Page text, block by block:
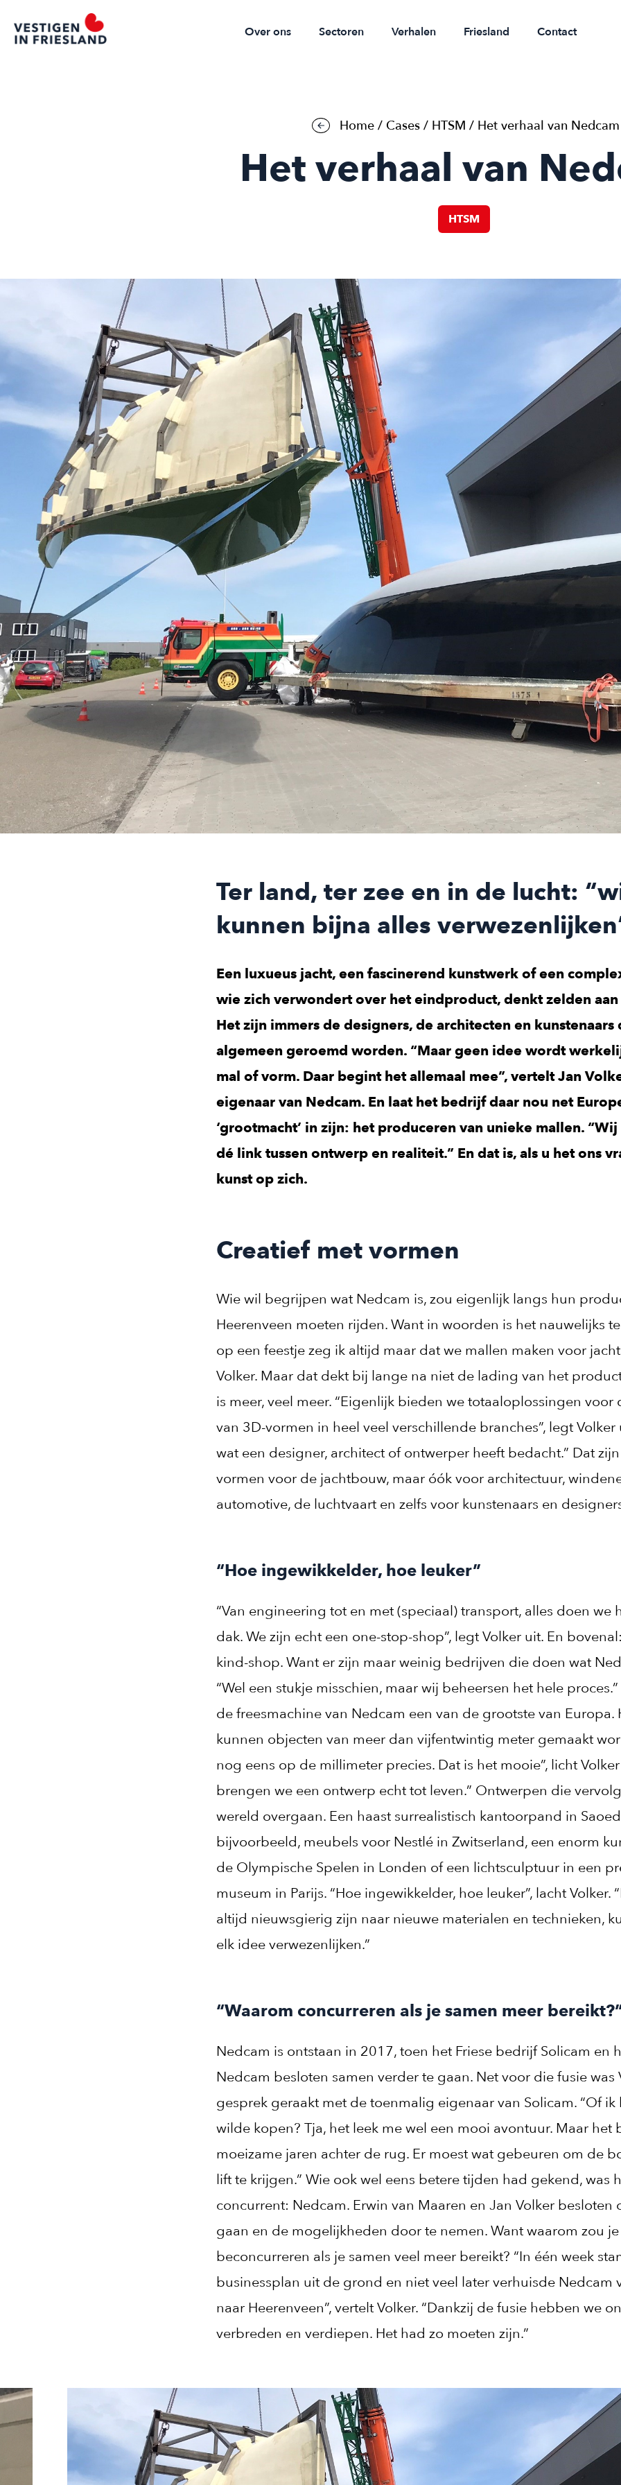
Over ons Sectoren Verhalen Friesland Contact
Home / Cases / HTSM / Het verhaal van Nedcam
Het verhaal van
HTSM
Ter land, ter zee en in de lucht:
kunnen bijna alles
Een luxueus jacht, een fascinerend kunstwerk of een
wie zich verwondert over het eindproduct, denkt zelden
Het zijn immers de designers, de architecten en kunstenaars
algemeen geroemd worden. “Maar geen idee wordt
mal of vorm. Daar begint het allemaal mee”, vertelt Jan
eigenaar van Nedcam. En laat het bedrijf daar nou net
‘grootmacht’ in zijn: het produceren van unieke mallen.
dé link tussen ontwerp en realiteit.” En dat is, als u het ons
kunst op zich.
Creatief met vormen
Wie wil begrijpen wat Nedcam is, zou eigenlijk langs hun
Heerenveen moeten rijden. Want in woorden is het nauwelijks
op een feestje zeg ik altijd maar dat we mallen maken voor
Volker. Maar dat dekt bij lange na niet de lading van het
is meer, veel meer. “Eigenlijk bieden we totaaloplossingen voor
van 3D-vormen in heel veel verschillende branches”, legt Volker
wat een designer, architect of ontwerper heeft bedacht.” Dat
vormen voor de jachtbouw, maar óók voor architectuur,
automotive, de luchtvaart en zelfs voor kunstenaars en
“Hoe ingewikkelder, hoe leuker”
“Van engineering tot en met (speciaal) transport, alles doen we
dak. We zijn echt een one-stop-shop”, legt Volker uit. En
kind-shop. Want er zijn maar weinig bedrijven die doen wat
“Wel een stukje misschien, maar wij beheersen het hele
de freesmachine van Nedcam een van de grootste van Europa.
kunnen objecten van meer dan vijfentwintig meter gemaakt
nog eens op de millimeter precies. Dat is het mooie”, licht Volker
brengen we een ontwerp echt tot leven.” Ontwerpen die
wereld overgaan. Een haast surrealistisch kantoorpand in
bijvoorbeeld, meubels voor Nestlé in Zwitserland, een enorm
de Olympische Spelen in Londen of een lichtsculptuur in een
museum in Parijs. “Hoe ingewikkelder, hoe leuker”, lacht Volker.
altijd nieuwsgierig zijn naar nieuwe materialen en technieken,
elk idee verwezenlijken.”
“Waarom concurreren als je samen meer
Nedcam is ontstaan in 2017, toen het Friese bedrijf Solicam en
Nedcam besloten samen verder te gaan. Net voor die fusie was
gesprek geraakt met de toenmalig eigenaar van Solicam. “Of ik
wilde kopen? Tja, het leek me wel een mooi avontuur. Maar het
moeizame jaren achter de rug. Er moest wat gebeuren om de
lift te krijgen.” Wie ook wel eens betere tijden had gekend, was
concurrent: Nedcam. Erwin van Maaren en Jan Volker besloten
gaan en de mogelijkheden door te nemen. Want waarom zou
beconcurreren als je samen veel meer bereikt? “In één week
businessplan uit de grond en niet veel later verhuisde Nedcam
naar Heerenveen”, vertelt Volker. “Dankzij de fusie hebben we
verbreden en verdiepen. Het had zo moeten zijn.”